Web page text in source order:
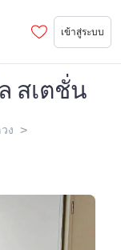
เข้าสู่ระบบ
สเตชั่น
ง >